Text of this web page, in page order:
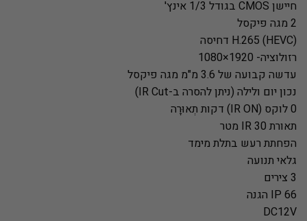
חיישן CMOS בגודל 1/3 אינץ'
2 מגה פיקסל
H.265 (HEVC) דחיסה
רזולוציה- 1920×1080
עדשה קבועה של 3.6 מ"מ מגה פיקסל
נכון יום ולילה (ניתן להסרה ב-IR Cut)
0 לוקס (IR ON) דקות תְאוּרָה
תאורת IR 30 מטר
הפחתת רעש בתלת מימד
גלאי תנועה
3 צירים
IP 66 הגנה
DC12V